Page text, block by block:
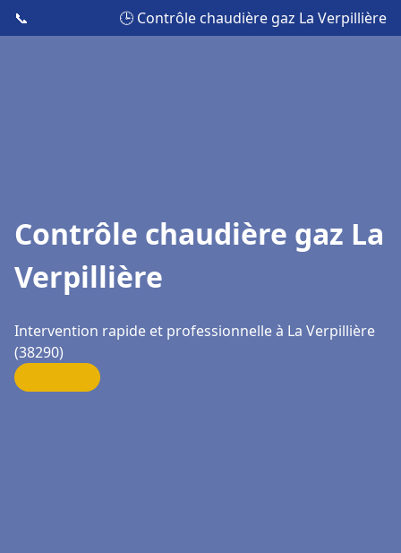
📞 🕒 Contrôle chaudière gaz La Verpillière
Contrôle chaudière gaz La
Verpillière
Intervention rapide et professionnelle à La Verpillière
(38290)